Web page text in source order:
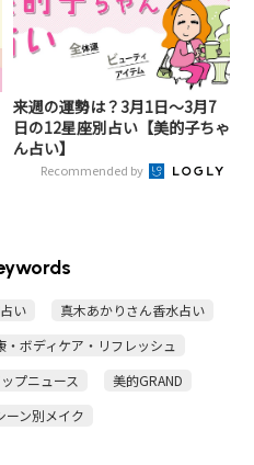
来週の運勢は？3月1日～3月7
日の12星座別占い【美的子ちゃ
ん占い】
Recommended by
い
真木あかりさん香水占い
・ボディケア・リフレッシュ
プニュース
美的GRAND
ーン別メイク